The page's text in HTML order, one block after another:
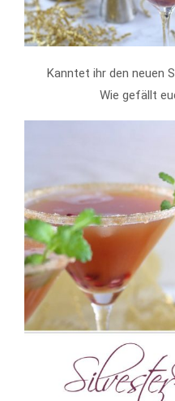
Kanntet ihr den neuen
Wie gefällt